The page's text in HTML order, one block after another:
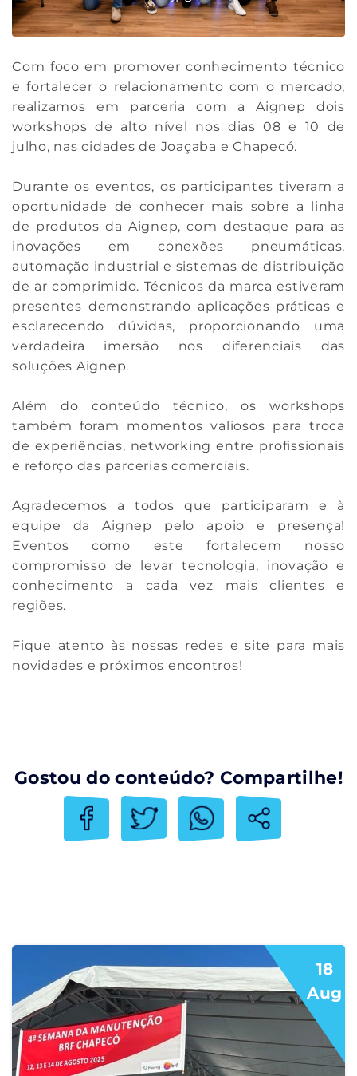
Com foco em promover conhecimento técnico
e fortalecer o relacionamento com o mercado,
realizamos em parceria com a Aignep dois
workshops de alto nível nos dias 08 e 10 de
julho, nas cidades de Joaçaba e Chapecó.
Durante os eventos, os participantes tiveram a
oportunidade de conhecer mais sobre a linha
de produtos da Aignep, com destaque para as
inovações em conexões pneumáticas,
automação industrial e sistemas de distribuição
de ar comprimido. Técnicos da marca estiveram
presentes demonstrando aplicações práticas e
esclarecendo dúvidas, proporcionando uma
verdadeira imersão nos diferenciais das
soluções Aignep.
Além do conteúdo técnico, os workshops
também foram momentos valiosos para troca
de experiências, networking entre profissionais
e reforço das parcerias comerciais.
Agradecemos a todos que participaram e à
equipe da Aignep pelo apoio e presença!
Eventos como este fortalecem nosso
compromisso de levar tecnologia, inovação e
conhecimento a cada vez mais clientes e
regiões.
Fique atento às nossas redes e site para mais
novidades e próximos encontros!
Gostou do conteúdo? Compartilhe!
18
Aug